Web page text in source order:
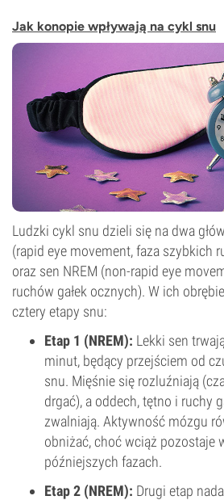
Jak konopie wpływają na cykl snu
Ludzki cykl snu dzieli się na dwa
(rapid eye movement, faza szybkich
oraz sen NREM (non-rapid eye
ruchów gałek ocznych). W ich
cztery etapy snu:
Etap 1 (NREM): Lekki sen
minut, będący przejściem od
snu. Mięśnie się rozluźniają
drgać), a oddech, tętno i ruchy
zwalniają. Aktywność mózgu
obniżać, choć wciąż pozostaje
późniejszych fazach.
Etap 2 (NREM): Drugi etap